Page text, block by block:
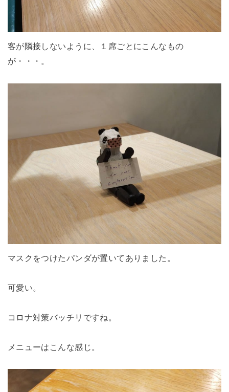
客が隣接しないように、１席ごとにこんなもの
が・・・。
マスクをつけたパンダが置いてありました。
可愛い。
コロナ対策バッチリですね。
メニューはこんな感じ。